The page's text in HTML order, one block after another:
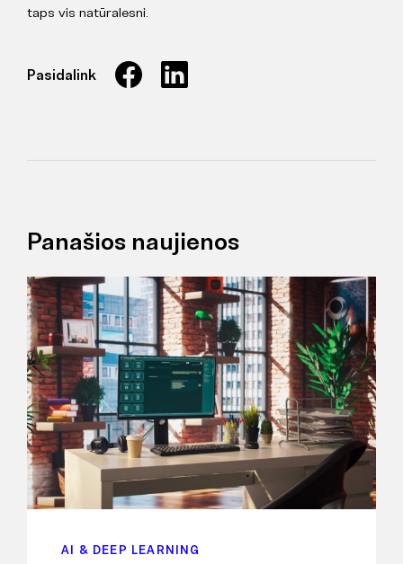
taps vis natūralesni.
Pasidalink
Panašios naujienos
AI & DEEP LEARNING